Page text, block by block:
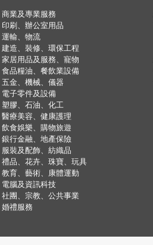
商業及專業服務
印刷、辦公室用品
運輸、物流
建造、裝修、環保工程
家居用品及服務、寵物
食品糧油、餐飲業設備
五金、機械、儀器
電子零件及設備
塑膠、石油、化工
醫療美容、健康護理
飲食娛樂、購物旅遊
銀行金融、地產保險
服裝及配飾、紡織品
禮品、花卉、珠寶、玩具
教育、藝術、康體運動
電腦及資訊科技
社團、宗教、公共事業
婚禮服務